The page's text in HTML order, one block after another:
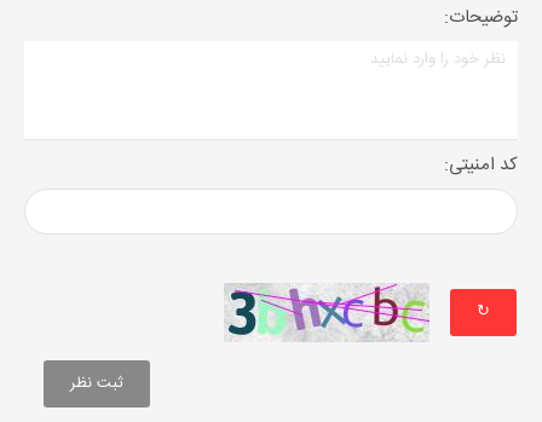
توضیحات:
کد امنیتی:
↻